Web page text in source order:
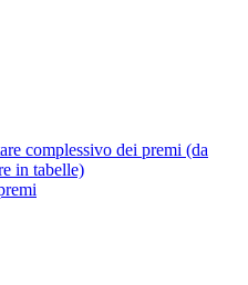
complessivo dei premi (da
in tabelle)